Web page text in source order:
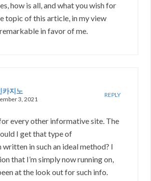
how is all, and what you wish for
topic of this article, in my view
in favor of me.
카지노
3, 2021
REPLY
every other informative site. The
I get that type of
in such an ideal method? I
that I’m simply now running on,
at the look out for such info.